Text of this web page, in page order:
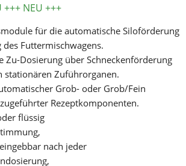
+++ NEU +++
für die automatische Siloförderung
Futtermischwagens.
Zu-Dosierung über Schneckenförderung
stationären Zuführorganen.
Grob- oder Grob/Fein
Rezeptkomponenten.
flüssig
nach jeder